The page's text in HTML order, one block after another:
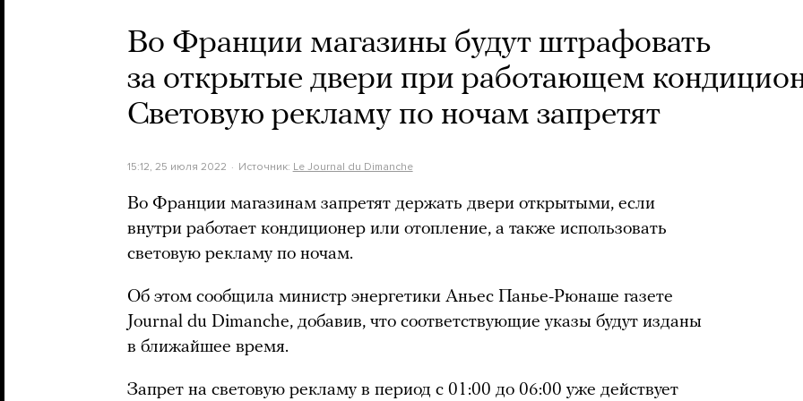
Во Франции магазины будут штрафовать
за открытые двери при работающем
Световую рекламу по ночам запретят
15:12, 25 июля 2022 Источник: Le Journal du Dimanche
Во Франции магазинам запретят держать двери открытыми, если
внутри работает кондиционер или отопление, а также использовать
световую рекламу по ночам.
Об этом сообщила министр энергетики Аньес Панье-Рюнаше газете
Journal du Dimanche, добавив, что соответствующие указы будут изданы
в ближайшее время.
Запрет на световую рекламу в период с 01:00 до 06:00 уже действует